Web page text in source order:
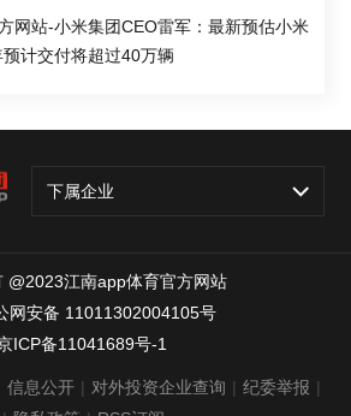
网站-小米集团CEO雷军：最新预估小米
计交付将超过40万辆
下属企业
@2023江南app体育官方网站
网安备 11011302004105号
ICP备11041689号-1
信息公开 | 对外投资企业查询 | 纪委举报 |